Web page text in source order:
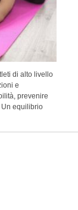
di alto livello
e
prevenire
equilibrio